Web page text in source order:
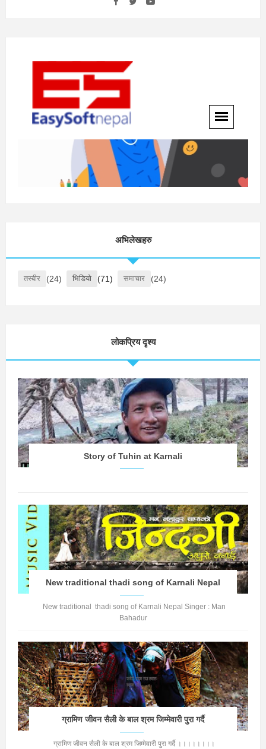
अभिलेखहरु
तस्बीर (24) भिडियो (71) समाचार (24)
लोकप्रिय दृश्य
Story of Tuhin at Karnali
New traditional thadi song of Karnali Nepal
New traditional thadi song of Karnali Nepal Singer : Man
Bahadur
ग्रामिण जीवन सैली के बाल श्रम जिम्मेवारी पुरा गर्दै
ग्रामिण जीवन सैली के बाल श्रम जिम्मेवारी पुरा गर्दै ।।।।।।।।